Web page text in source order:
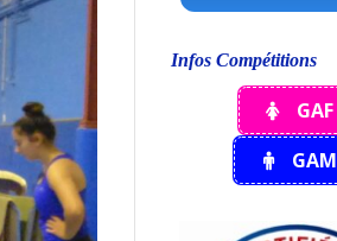
Infos Compétitions
GAF
GAM